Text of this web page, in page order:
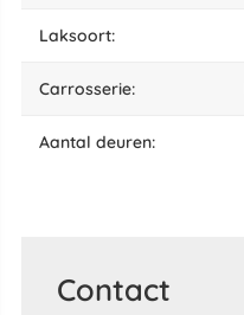
laksoort:
carrosserie:
aantal deuren:
Contact